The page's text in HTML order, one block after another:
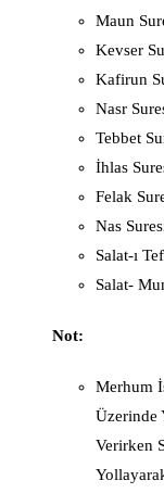
Maun
Kevser
Kafirun
Nasr
Tebbet
İhlas
Felak
Nas
Salat-ı
Salat-
Not:
Merhum
Üzerinde
Verirken